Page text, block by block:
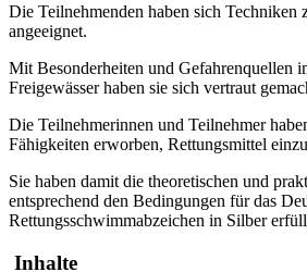
Die Teilnehmenden haben sich Techniken
angeeignet.
Mit Besonderheiten und Gefahrenquellen
Freigewässer haben sie sich vertraut
Die Teilnehmerinnen und Teilnehmer
Fähigkeiten erworben, Rettungsmittel
Sie haben damit die theoretischen und
entsprechend den Bedingungen für das
Rettungsschwimmabzeichen in Silber
Inhalte